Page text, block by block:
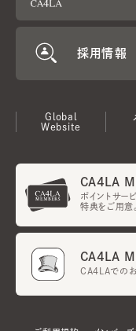
採用情報
Global
Website
CA4LA
ポイントサー
特典をご用意。
CA4LA
CA4LAでのお